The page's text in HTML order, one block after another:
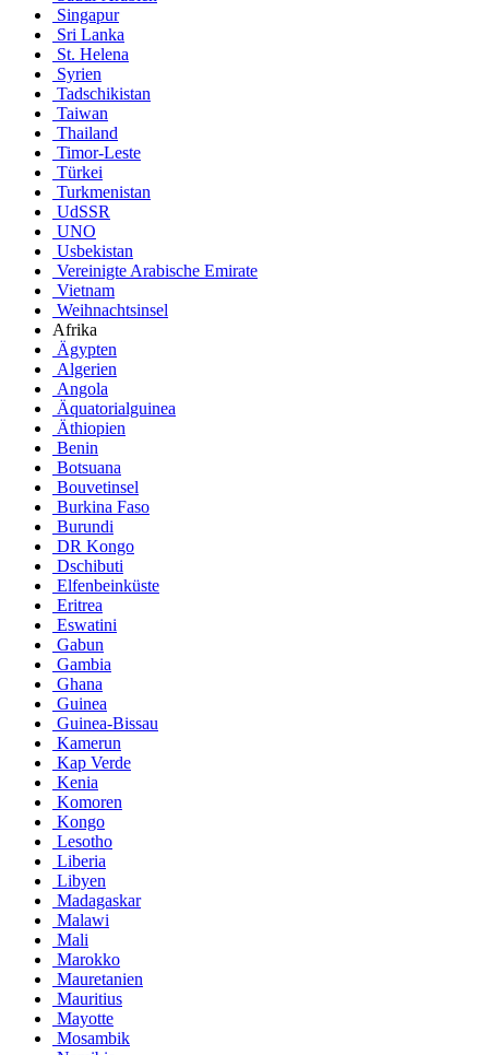
Singapur
Sri Lanka
St. Helena
Syrien
Tadschikistan
Taiwan
Thailand
Timor-Leste
Türkei
Turkmenistan
UdSSR
UNO
Usbekistan
Vereinigte Arabische Emirate
Vietnam
Weihnachtsinsel
Afrika
Ägypten
Algerien
Angola
Äquatorialguinea
Äthiopien
Benin
Botsuana
Bouvetinsel
Burkina Faso
Burundi
DR Kongo
Dschibuti
Elfenbeinküste
Eritrea
Eswatini
Gabun
Gambia
Ghana
Guinea
Guinea-Bissau
Kamerun
Kap Verde
Kenia
Komoren
Kongo
Lesotho
Liberia
Libyen
Madagaskar
Malawi
Mali
Marokko
Mauretanien
Mauritius
Mayotte
Mosambik